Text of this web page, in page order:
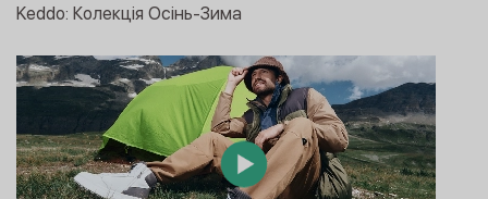
Keddo: Колекція Осінь-Зима